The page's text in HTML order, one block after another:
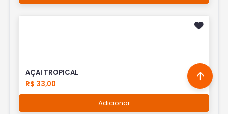
AÇAI TROPICAL
R$ 33,00
Adicionar